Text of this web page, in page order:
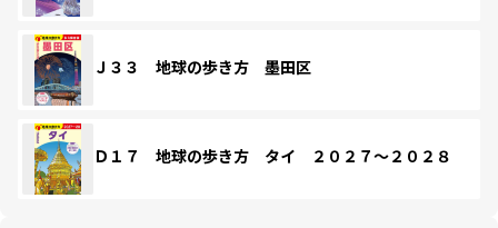
Ｊ３３ 地球の歩き方 墨田区
Ｄ１７ 地球の歩き方 タイ ２０２７～２０２８